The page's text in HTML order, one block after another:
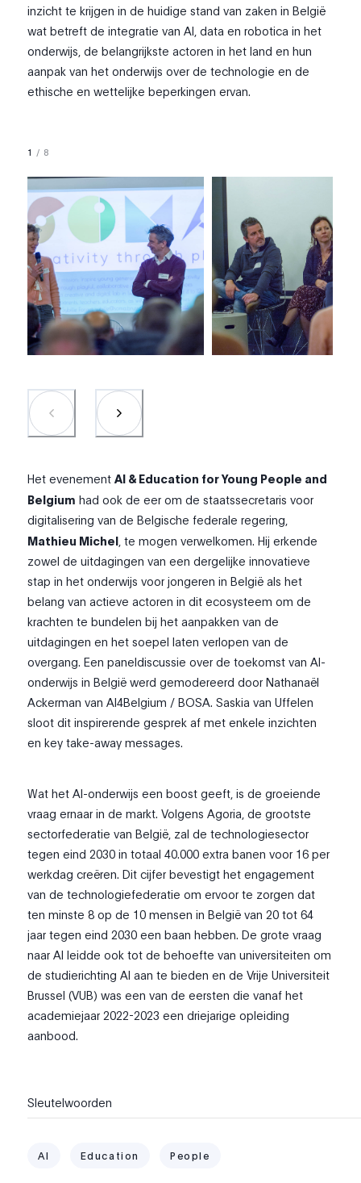
inzicht te krijgen in de huidige stand van zaken in België
wat betreft de integratie van AI, data en robotica in het
onderwijs, de belangrijkste actoren in het land en hun
aanpak van het onderwijs over de technologie en de
ethische en wettelijke beperkingen ervan.
1 / 8
Het evenementAI & Education for Young People and
Belgium had ook de eer om de staatssecretaris voor
digitalisering van de Belgische federale regering,
Mathieu Michel, te mogen verwelkomen. Hij erkende
zowel de uitdagingen van een dergelijke innovatieve
stap in het onderwijs voor jongeren in België als het
belang van actieve actoren in dit ecosysteem om de
krachten te bundelen bij het aanpakken van de
uitdagingen en het soepel laten verlopen van de
overgang. Een paneldiscussie over de toekomst van AI-
onderwijs in België werd gemodereerd door Nathanaël
Ackerman van AI4Belgium / BOSA. Saskia van Uffelen
sloot dit inspirerende gesprek af met enkele inzichten
en key take-away messages.
Wat het AI-onderwijs een boost geeft, is de groeiende
vraag ernaar in de markt. Volgens Agoria, de grootste
sectorfederatie van België, zal de technologiesector
tegen eind 2030 in totaal 40.000 extra banen voor 16 per
werkdag creëren. Dit cijfer bevestigt het engagement
van de technologiefederatie om ervoor te zorgen dat
ten minste 8 op de 10 mensen in België van 20 tot 64
jaar tegen eind 2030 een baan hebben. De grote vraag
naar AI leidde ook tot de behoefte van universiteiten om
de studierichting AI aan te bieden en de Vrije Universiteit
Brussel (VUB) was een van de eersten die vanaf het
academiejaar 2022-2023 een driejarige opleiding
aanbood.
Sleutelwoorden
AI Education People